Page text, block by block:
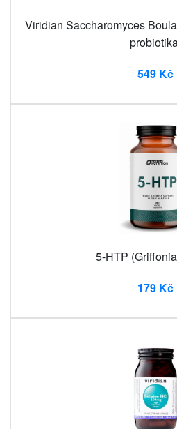
Viridian Saccharomyces
549 Kč
5-HTP
179 Kč